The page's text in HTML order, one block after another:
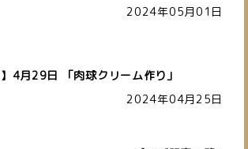
2024年05月01日
】4月29日 「肉球クリーム作り」
2024年04月25日